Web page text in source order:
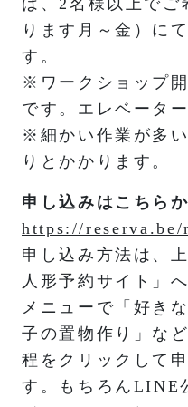
ります月～金）に
す。
※ワークショップ
です。エレベータ
※細かい作業が多
りとかかります。
申し込みはこちら
https://reserva.be/
申し込み方法は、
人形予約サイト」
メニューで「好き
子の置物作り」な
程をクリックして
す。もちろんLINE